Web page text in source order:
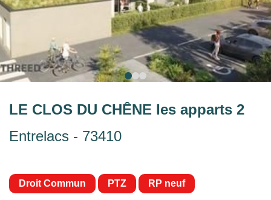
LE CLOS DU CHÊNE les apparts 2
Entrelacs - 73410
Droit Commun PTZ RP neuf